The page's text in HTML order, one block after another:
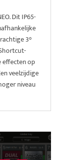
Dit IP65-
3°
op
veelzijdige
niveau